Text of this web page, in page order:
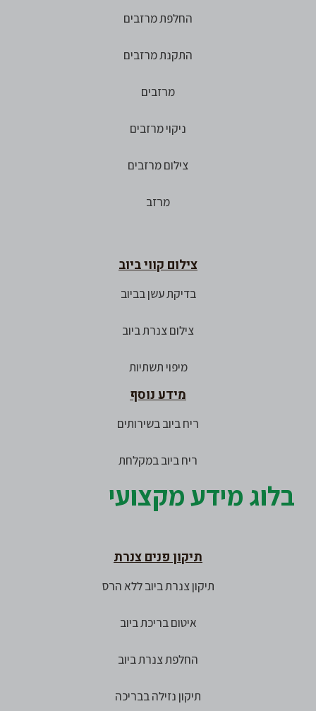
החלפת מרזבים
התקנת מרזבים
מרזבים
ניקוי מרזבים
צילום מרזבים
מרזב
צילום קווי ביוב
בדיקת עשן בביוב
צילום צנרת ביוב
מיפוי תשתיות
מידע נוסף
ריח ביוב בשירותים
ריח ביוב במקלחת
בלוג מידע מקצועי
תיקון פנים צנרת
תיקון צנרת ביוב ללא הרס
איטום בריכת ביוב
החלפת צנרת ביוב
תיקון נזילה בבריכה